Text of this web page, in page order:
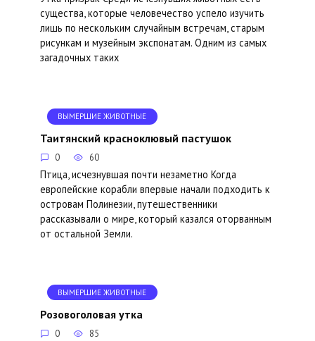
существа, которые человечество успело изучить
лишь по нескольким случайным встречам, старым
рисункам и музейным экспонатам. Одним из самых
загадочных таких
ВЫМЕРШИЕ ЖИВОТНЫЕ
Таитянский красноклювый пастушок
0 60
Птица, исчезнувшая почти незаметно Когда
европейские корабли впервые начали подходить к
островам Полинезии, путешественники
рассказывали о мире, который казался оторванным
от остальной Земли.
ВЫМЕРШИЕ ЖИВОТНЫЕ
Розовоголовая утка
0 85